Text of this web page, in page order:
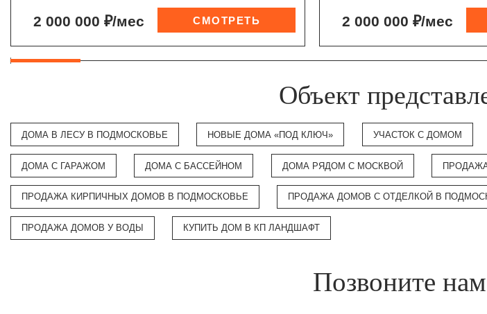
2 000 000 ₽/мес 2 000 000 ₽/мес
Объект
ДОМА В ЛЕСУ В ПОДМОСКОВЬЕ НОВЫЕ ДОМА «ПОД КЛЮЧ» УЧАСТОК С ДОМОМ
ДОМА С ГАРАЖОМ ДОМА С БАССЕЙНОМ ДОМА РЯДОМ С МОСКВОЙ
ПРОДАЖА КИРПИЧНЫХ ДОМОВ В ПОДМОСКОВЬЕ ПРОДАЖА ДОМОВ С ОТДЕЛКОЙ В
ПРОДАЖА ДОМОВ У ВОДЫ КУПИТЬ ДОМ В КП ЛАНДШАФТ
Позвоните